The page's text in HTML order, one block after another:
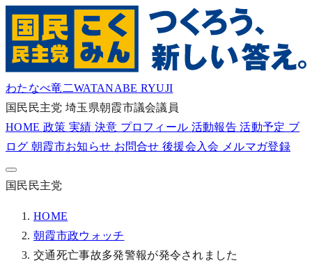
わたなべ竜二WATANABE RYUJI
国民民主党 埼玉県朝霞市議会議員
HOME 政策 実績 決意 プロフィール 活動報告活動予定 ブ
ログ 朝霞市お知らせ お問合せ後援会入会 メルマガ登録
国民民主党
HOME
朝霞市政ウォッチ
交通死亡事故多発警報が発令されました